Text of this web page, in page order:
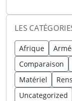
LES
Afrique
Comparaison
Matériel
Uncategorized